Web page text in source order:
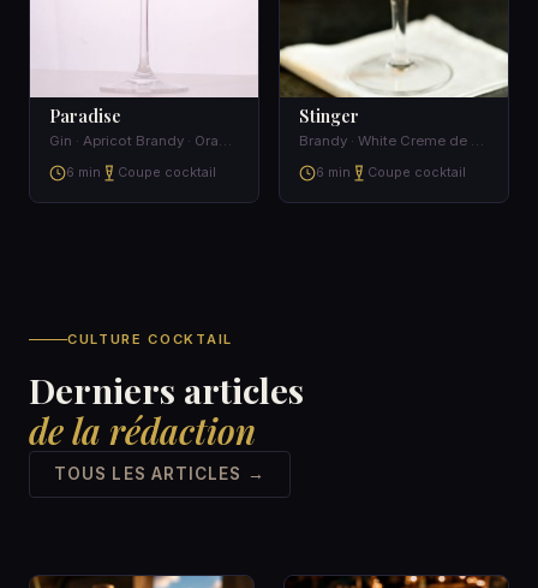
Paradise
Gin · Apricot Brandy · Orange Juice
6 min
Coupe cocktail
Stinger
Brandy · White Creme de Menthe
6 min
Coupe cocktail
CULTURE COCKTAIL
Derniers articles
de la rédaction
TOUS LES ARTICLES →